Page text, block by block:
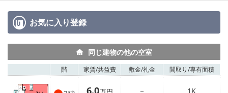
お気に入り登録
同じ建物の他の空室
階 家賃/共益費 敷金/礼金 間取り/専有面積
6.0 － 1K